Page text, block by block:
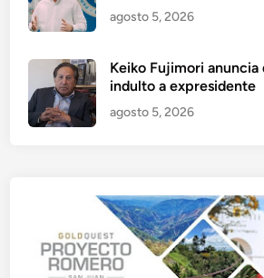
agosto 5, 2026
Keiko Fujimori anuncia
indulto a expresidente
agosto 5, 2026